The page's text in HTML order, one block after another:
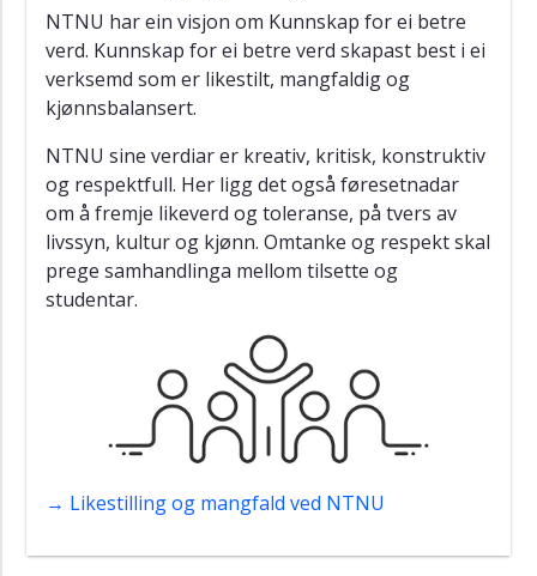
NTNU har ein visjon om Kunnskap for ei betre
verd. Kunnskap for ei betre verd skapast best i ei
verksemd som er likestilt, mangfaldig og
kjønnsbalansert.
NTNU sine verdiar er kreativ, kritisk, konstruktiv
og respektfull. Her ligg det også føresetnadar
om å fremje likeverd og toleranse, på tvers av
livssyn, kultur og kjønn. Omtanke og respekt skal
prege samhandlinga mellom tilsette og
studentar.
→ Likestilling og mangfald ved NTNU